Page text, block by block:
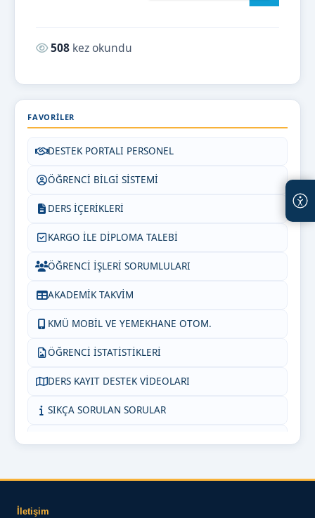
Okunma sayısı:
508 kez okundu
FAVORILER
DESTEK PORTALI PERSONEL
ÖĞRENCİ BİLGİ SİSTEMİ
DERS İÇERİKLERİ
KARGO İLE DİPLOMA TALEBİ
ÖĞRENCİ İŞLERİ SORUMLULARI
AKADEMİK TAKVİM
KMÜ MOBİL VE YEMEKHANE OTOM.
ÖĞRENCİ İSTATİSTİKLERİ
DERS KAYIT DESTEK VİDEOLARI
SIKÇA SORULAN SORULAR
İletişim